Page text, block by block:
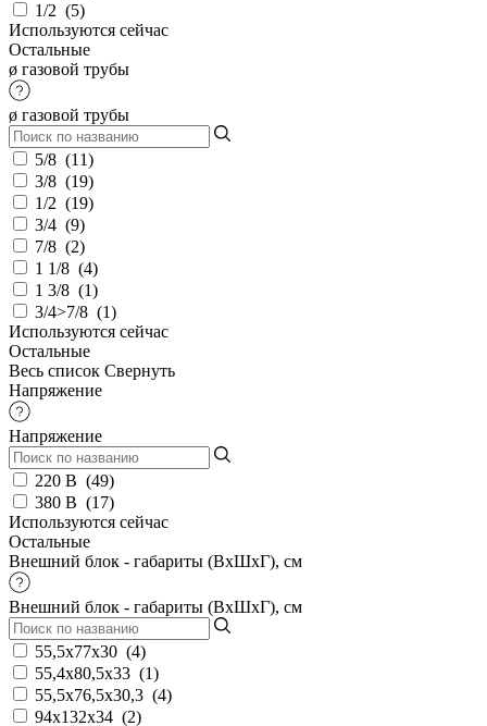
1/2 (5)
Используются сейчас
Остальные
ø газовой трубы
ø газовой трубы
5/8 (11)
3/8 (19)
1/2 (19)
3/4 (9)
7/8 (2)
1 1/8 (4)
1 3/8 (1)
3/4>7/8 (1)
Используются сейчас
Остальные
Весь список Свернуть
Напряжение
Напряжение
220 В (49)
380 В (17)
Используются сейчас
Остальные
Внешний блок - габариты (ВхШхГ), см
Внешний блок - габариты (ВхШхГ), см
55,5x77x30 (4)
55,4x80,5x33 (1)
55,5х76,5х30,3 (4)
94x132x34 (2)